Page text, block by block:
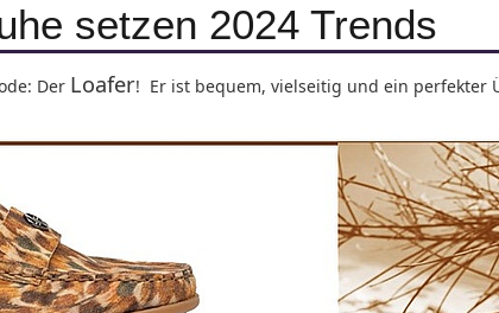
setzen 2024 Trends
Der Loafer! Er ist bequem, vielseitig und ein perfekter